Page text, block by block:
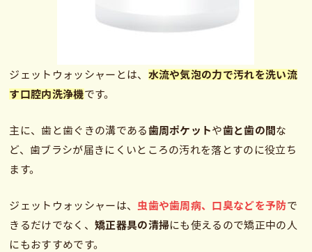
ジェットウォッシャーとは、 水流や気泡の力で汚れを洗い流
す口腔内洗浄機です。
主に、歯と歯ぐきの溝である歯周ポケットや歯と歯の間 な
ど、歯ブラシが届きにくいところの汚れを落とすのに役立ち
ます。
ジェットウォッシャーは、 虫歯や歯周病、口臭などを予防で
きるだけでなく、 矯正器具の清掃にも使えるので矯正中の人
にもおすすめです。